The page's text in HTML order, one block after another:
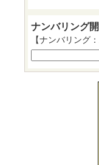
ナンバリング
【ナンバリング